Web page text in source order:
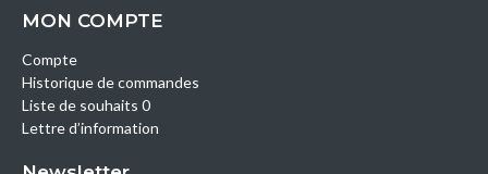
MON COMPTE
Compte
Historique de commandes
Liste de souhaits 0
Lettre d’information